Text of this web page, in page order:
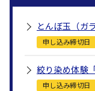
とんぼ玉（ガ
申し込み締切日
絞り染め体験
申し込み締切日